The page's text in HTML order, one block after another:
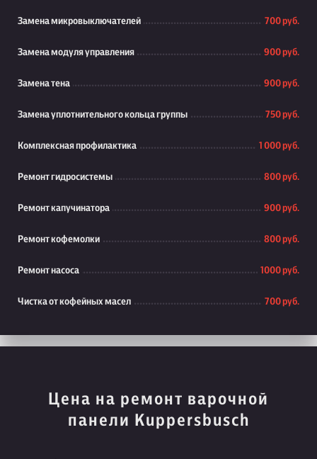
Замена микровыключателей 700 руб.
Замена модуля управления 900 руб.
Замена тена 900 руб.
Замена уплотнительного кольца группы 750 руб.
Комплексная профилактика 1 000 руб.
Ремонт гидросистемы 800 руб.
Ремонт капучинатора 900 руб.
Ремонт кофемолки 800 руб.
Ремонт насоса 1000 руб.
Чистка от кофейных масел 700 руб.
Цена на ремонт варочной
панели Kuppersbusch